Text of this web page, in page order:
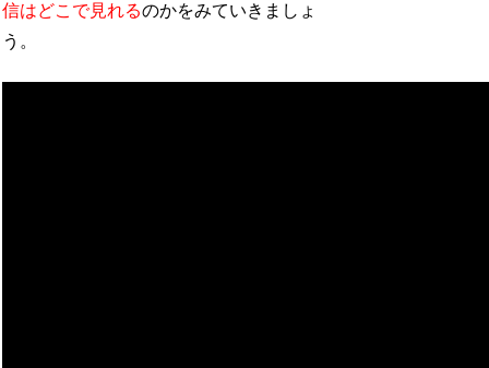
信はどこで見れるのかをみていきましょ
う。